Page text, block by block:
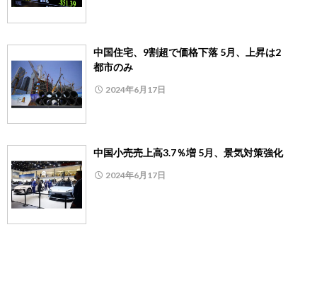
中国住宅、9割超で価格下落 5月、上昇は2
都市のみ
2024年6月17日
中国小売売上高3.7％増 5月、景気対策強化
2024年6月17日